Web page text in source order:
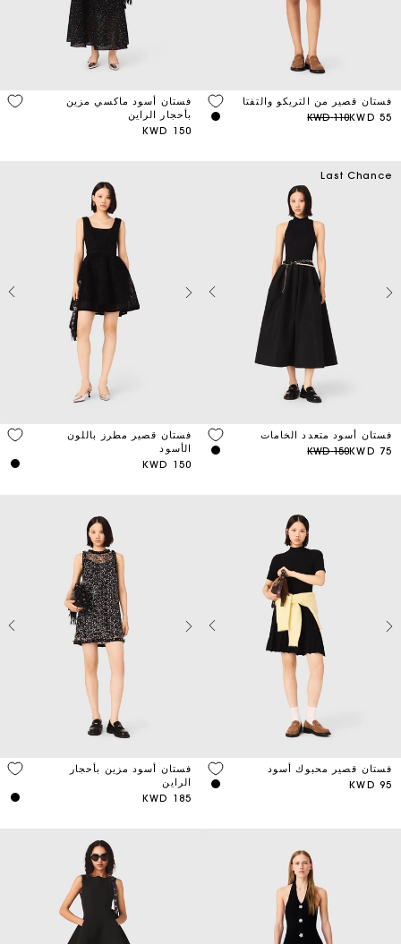
Season
Length
type
فستان قصير من التريكو والتفتا
55 KWD
110 KWD
فستان أسود ماكسي مزين
بأحجار الراين
150 KWD
Last Chance
فستان أسود متعدد الخامات
75 KWD
150 KWD
فستان قصير مطرز باللون
الأسود
150 KWD
فستان قصير محبوك أسود
95 KWD
فستان أسود مزين بأحجار
الراين
185 KWD